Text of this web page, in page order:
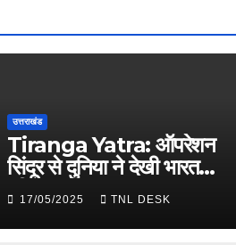
उत्तराखंड
Tiranga Yatra: ऑपरेशन
सिंदूर से दुनिया ने देखी भारत
की ताकत
17/05/2025 TNL DESK